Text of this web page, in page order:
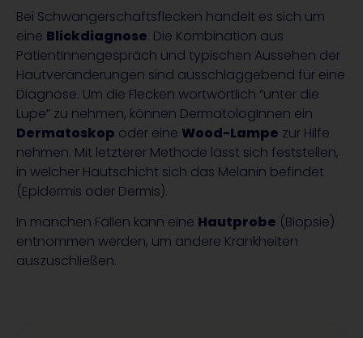
Bei Schwangerschaftsflecken handelt es sich um
eine Blickdiagnose. Die Kombination aus
PatientInnengespräch und typischen Aussehen der
Hautveränderungen sind ausschlaggebend für eine
Diagnose. Um die Flecken wortwörtlich “unter die
Lupe” zu nehmen, können DermatologInnen ein
Dermatoskop oder eine Wood-Lampe zur Hilfe
nehmen. Mit letzterer Methode lässt sich feststellen,
in welcher Hautschicht sich das Melanin befindet
(Epidermis oder Dermis).
In manchen Fällen kann eine Hautprobe (Biopsie)
entnommen werden, um andere Krankheiten
auszuschließen.